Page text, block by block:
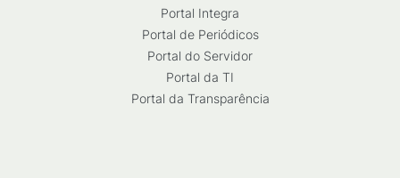
Portal Integra
Portal de Periódicos
Portal do Servidor
Portal da TI
Portal da Transparência